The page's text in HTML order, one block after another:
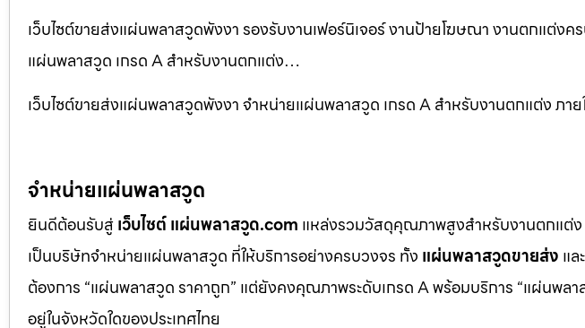
เว็บไซต์ขายส่งแผ่นพลาสวูดพังงา รองรับงานเฟอร์นิเจอร์ งานป้ายโฆษณา งานตกแต่ง
แผ่นพลาสวูด เกรด A สำหรับงานตกแต่ง…
เว็บไซต์ขายส่งแผ่นพลาสวูดพังงา จำหน่ายแผ่นพลาสวูด เกรด A สำหรับงานตกแต่ง ภาย
จำหน่ายแผ่นพลาสวูด
ยินดีต้อนรับสู่เว็บไซต์ แผ่นพลาสวูด.com แหล่งรวมวัสดุคุณภาพสูงสำหรับงานตกแต่ง
เป็นบริษัทจำหน่ายแผ่นพลาสวูด ที่ให้บริการอย่างครบวงจร ทั้ง แผ่นพลาสวูดขายส่ง แ
ต้องการ “แผ่นพลาสวูด ราคาถูก” แต่ยังคงคุณภาพระดับเกรด A พร้อมบริการ “แผ่นพ
อยู่ในจังหวัดใดของประเทศไทย